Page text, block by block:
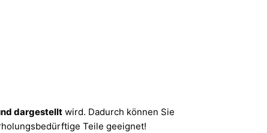
dargestelltwird. Dadurch können Sie
Teile geeignet!